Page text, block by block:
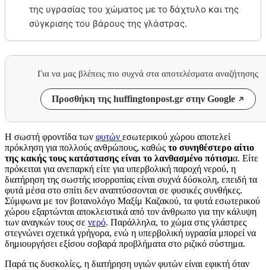
της υγρασίας του χώματος με το δάχτυλο και της
σύγκρισης του βάρους της γλάστρας.
Για να μας βλέπεις πιο συχνά στα αποτελέσματα αναζήτησης
Προσθήκη της huffingtonpost.gr στην Google
Η σωστή φροντίδα των φυτών εσωτερικού χώρου αποτελεί
πρόκληση για πολλούς ανθρώπους, καθώς το συνηθέστερο αίτιο
της κακής τους κατάστασης είναι το λανθασμένο πότισμα. Είτε
πρόκειται για ανεπαρκή είτε για υπερβολική παροχή νερού, η
διατήρηση της σωστής ισορροπίας είναι συχνά δύσκολη, επειδή τα
φυτά μέσα στο σπίτι δεν αναπτύσσονται σε φυσικές συνθήκες.
Σύμφωνα με τον βοτανολόγο Μαξίμ Καζακού, τα φυτά εσωτερικού
χώρου εξαρτώνται αποκλειστικά από τον άνθρωπο για την κάλυψη
των αναγκών τους σε νερό. Παράλληλα, το χώμα στις γλάστρες
στεγνώνει σχετικά γρήγορα, ενώ η υπερβολική υγρασία μπορεί να
δημιουργήσει εξίσου σοβαρά προβλήματα στο ριζικό σύστημα.
Παρά τις δυσκολίες, η διατήρηση υγιών φυτών είναι εφικτή όταν